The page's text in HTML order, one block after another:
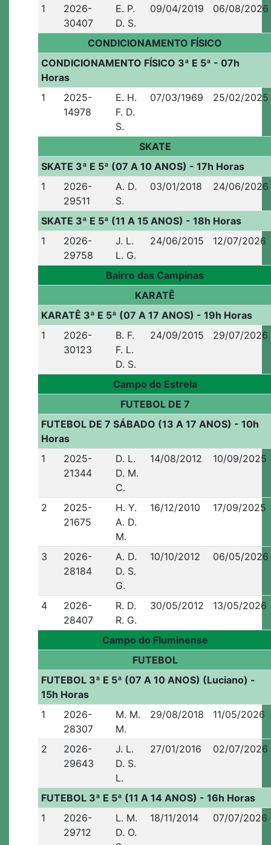
1
2026-
30407
E. P.
D. S.
09/04/2019 06/08/2026
CONDICIONAMENTO FÍSICO
CONDICIONAMENTO FÍSICO 3ª E 5ª - 07h
Horas
1
2025-
14978
E. H.
F. D.
S.
07/03/1969 25/02/2025
SKATE
SKATE 3ª E 5ª (07 A 10 ANOS) - 17h Horas
1
2026-
29511
A. D.
S.
03/01/2018 24/06/2026
SKATE 3ª E 5ª (11 A 15 ANOS) - 18h Horas
1
2026-
29758
J. L.
L. G.
24/06/2015 12/07/2026
Bairro das Campinas
KARATÊ
KARATÊ 3ª E 5ª (07 A 17 ANOS) - 19h Horas
1
2026-
30123
B. F.
F. L.
D. S.
24/09/2015 29/07/2026
Campo do Estrela
FUTEBOL DE 7
FUTEBOL DE 7 SÁBADO (13 A 17 ANOS) - 10h
Horas
1
2025-
21344
D. L.
D. M.
C.
14/08/2012 10/09/2025
2
2025-
21675
H. Y.
A. D.
M.
16/12/2010 17/09/2025
3
2026-
28184
A. D.
D. S.
G.
10/10/2012 06/05/2026
4
2026-
28407
R. D.
R. G.
30/05/2012 13/05/2026
Campo do Fluminense
FUTEBOL
FUTEBOL 3ª E 5ª (07 A 10 ANOS) (Luciano) -
15h Horas
1
2026-
28307
M. M.
M.
29/08/2018 11/05/2026
2
2026-
29643
J. L.
D. S.
L.
27/01/2016 02/07/2026
FUTEBOL 3ª E 5ª (11 A 14 ANOS) - 16h Horas
1
2026-
29712
L. M.
D. O.
18/11/2014 07/07/2026